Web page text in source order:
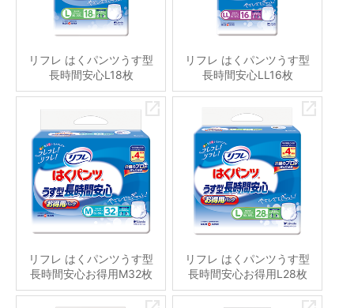
リフレ はくパンツうす型
長時間安心L18枚
リフレ はくパンツうす型
長時間安心LL16枚
リフレ はくパンツうす型
長時間安心お得用M32枚
リフレ はくパンツうす型
長時間安心お得用L28枚